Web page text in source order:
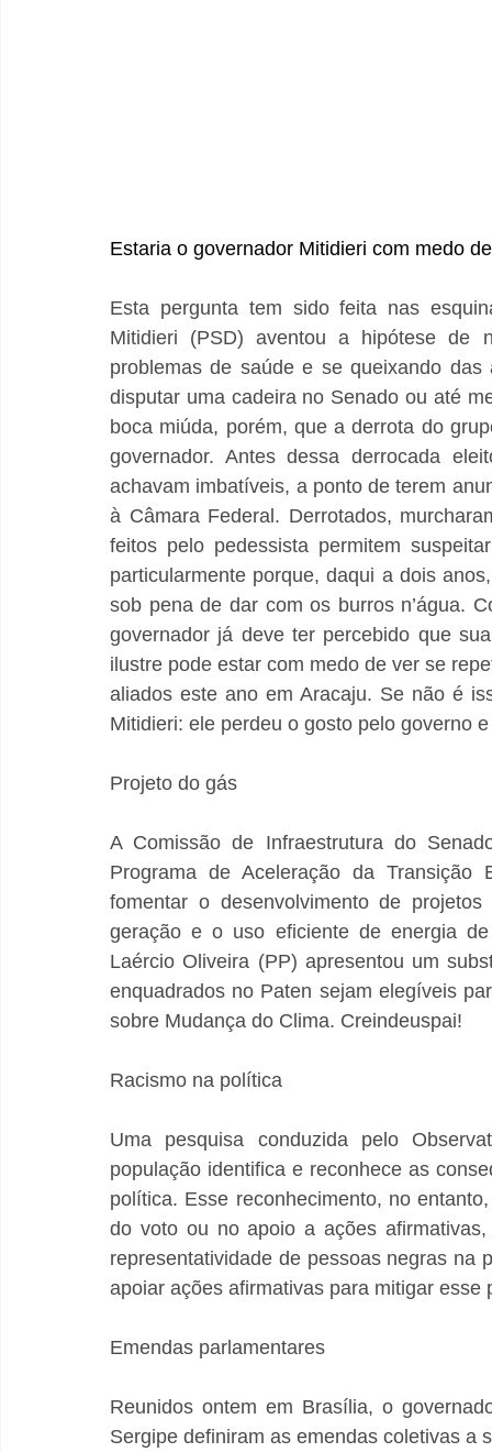
Estaria o governador Mitidieri com medo
Esta pergunta tem sido feita nas
Mitidieri (PSD) aventou a hipótese de
problemas de saúde e se queixando
disputar uma cadeira no Senado ou até
boca miúda, porém, que a derrota do
governador. Antes dessa derrocada
achavam imbatíveis, a ponto de terem
à Câmara Federal. Derrotados,
feitos pelo pedessista permitem
particularmente porque, daqui a dois
sob pena de dar com os burros n’água.
governador já deve ter percebido que
ilustre pode estar com medo de ver se
aliados este ano em Aracaju. Se não é
Mitidieri: ele perdeu o gosto pelo governo
Projeto do gás
A Comissão de Infraestrutura do
Programa de Aceleração da
fomentar o desenvolvimento de
geração e o uso eficiente de energia
Laércio Oliveira (PP) apresentou um
enquadrados no Paten sejam elegíveis
sobre Mudança do Clima. Creindeuspai!
Racismo na política
Uma pesquisa conduzida pelo
população identifica e reconhece as
política. Esse reconhecimento, no
do voto ou no apoio a ações
representatividade de pessoas negras na
apoiar ações afirmativas para mitigar esse
Emendas parlamentares
Reunidos ontem em Brasília, o
Sergipe definiram as emendas coletivas a